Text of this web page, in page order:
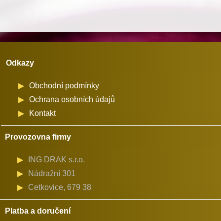
Odkazy
Obchodní podmínky
Ochrana osobních údajů
Kontakt
Provozovna firmy
ING DRAK s.r.o.
Nádražní 301
Cetkovice, 679 38
Platba a doručení